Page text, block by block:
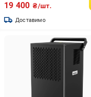
19 400 ₴/шт.
Доставимо